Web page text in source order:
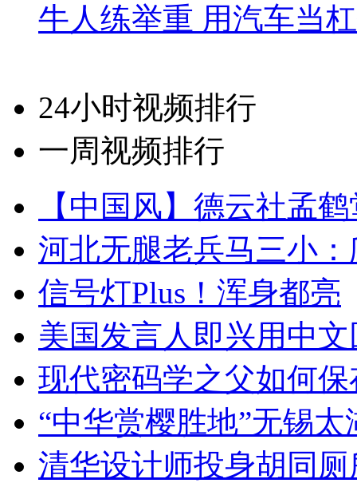
牛人练举重 用汽车当
24小时视频排行
一周视频排行
【中国风】德云社孟
河北无腿老兵马三小
信号灯Plus！浑身都亮
美国发言人即兴用中
现代密码学之父如何
“中华赏樱胜地”无锡
清华设计师投身胡同